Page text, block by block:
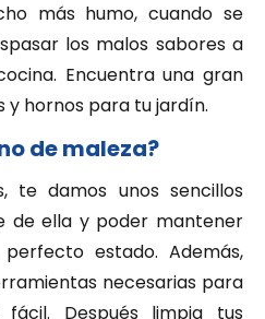
más humo, cuando se
los malos sabores a
Encuentra una gran
hornos para tu jardín.
de maleza?
te damos unos sencillos
de ella y poder mantener
estado. Además,
necesarias para
Después limpia tus